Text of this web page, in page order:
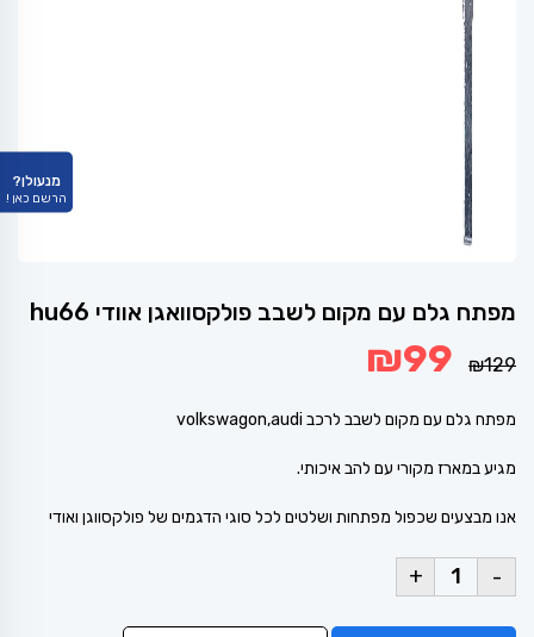
מפתח גלם עם מקום לשבב פולקסוואגן אוודי hu66
₪129
המחיר
המקורי
₪99
מפתח גלם עם מקום לשבב לרכב volkswagon,audi
מגיע במארז מקורי עם להב איכותי.
אנו מבצעים שכפול מפתחות ושלטים לכל סוגי הדגמים של פולקסווגן ואודי
-
+
מנעולן?
הרשם כאן !